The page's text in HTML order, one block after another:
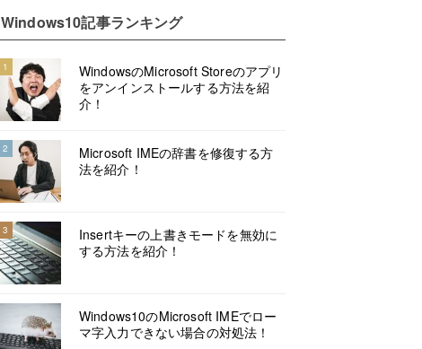
Windows10記事ランキング
1
WindowsのMicrosoft Storeのアプリ
をアンインストールする方法を紹
介！
2
Microsoft IMEの辞書を修復する方
法を紹介！
3
Insertキーの上書きモードを無効に
する方法を紹介！
Windows10のMicrosoft IMEでロー
マ字入力できない場合の対処法！